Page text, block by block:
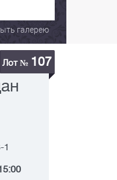
галерею
Лот № 107
1